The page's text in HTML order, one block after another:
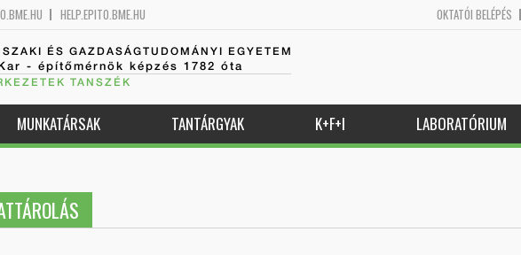
HELP.EPITO.BME.HU OKTATÓI BELÉPÉS
ÉS GAZDASÁGTUDOMÁNYI EGYETEM
- építőmérnök képzés 1782 óta
TANSZÉK
MUNKATÁRSAK TANTÁRGYAK K+F+I LABORATÓRIUM